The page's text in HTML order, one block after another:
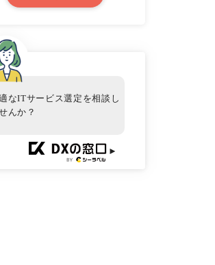
なITサービス選定を相談し
んか？
►